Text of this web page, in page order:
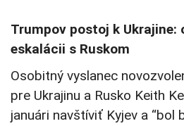
Trumpov postoj k
eskalácii s Ruskom
Osobitný vyslanec
pre Ukrajinu a Rusko Keith
januári navštíviť Kyjev a “bol